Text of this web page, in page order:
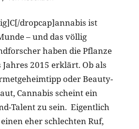
dropcap]annabis ist
– und das völlig
haben die Pflanze
Jahres 2015 erklärt. Ob als
oder Beauty-
Cannabis scheint ein
Talent zu sein. Eigentlich
eher schlechten Ruf,